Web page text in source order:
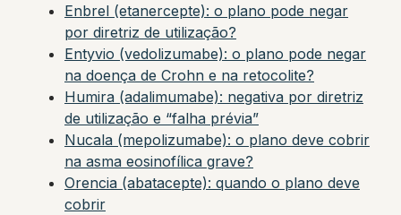
Enbrel (etanercepte): o plano pode negar
por diretriz de utilização?
Entyvio (vedolizumabe): o plano pode negar
na doença de Crohn e na retocolite?
Humira (adalimumabe): negativa por diretriz
de utilização e “falha prévia”
Nucala (mepolizumabe): o plano deve cobrir
na asma eosinofílica grave?
Orencia (abatacepte): quando o plano deve
cobrir